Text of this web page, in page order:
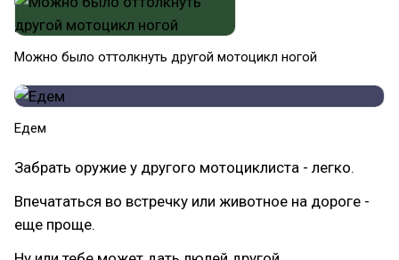
Можно было оттолкнуть другой мотоцикл ногой
Едем
Забрать оружие у другого мотоциклиста - легко.
Впечататься во встречку или животное на дороге -
еще проще.